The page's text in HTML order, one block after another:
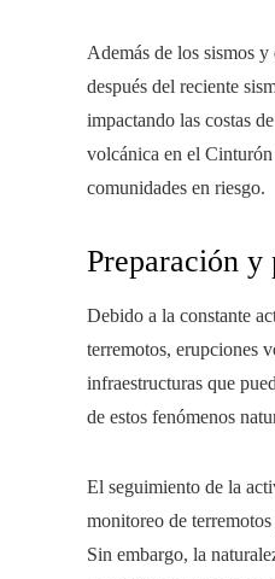
Además de los sismos
después del reciente
impactando las costas
volcánica en el Cinturón
comunidades en riesgo.
Preparación y
Debido a la constante
terremotos, erupciones
infraestructuras que
de estos fenómenos
El seguimiento de la
monitoreo de
Sin embargo, la